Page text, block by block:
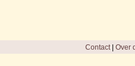
Contact| Over